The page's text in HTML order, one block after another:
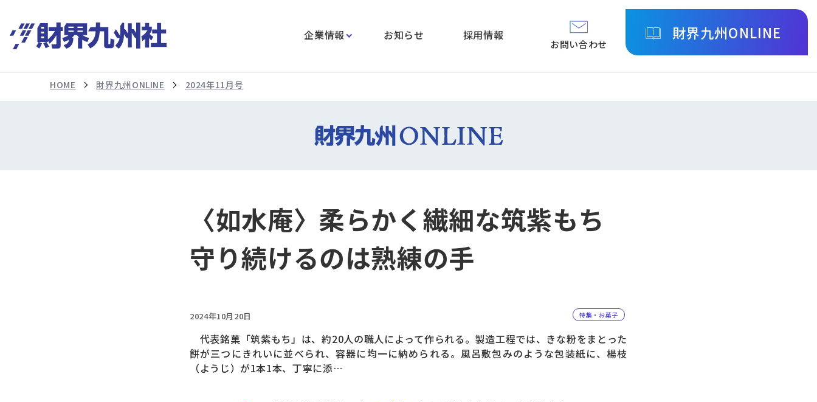
企業情報 お知らせ 採用情報
お問い合わせ
財界九州ONLINE
HOME 財界九州ONLINE 2024年11月号
〈如水庵〉柔らかく繊細な筑紫もち
守り続けるのは熟練の手
2024年10月20日 特集・お菓子
代表銘菓「筑紫もち」は、約20人の職人によって作られる。製造工程では、きな粉をまとった
餅が三つにきれいに並べられ、容器に均一に納められる。風呂敷包みのような包装紙に、楊枝
（ようじ）が1本1本、丁寧に添…